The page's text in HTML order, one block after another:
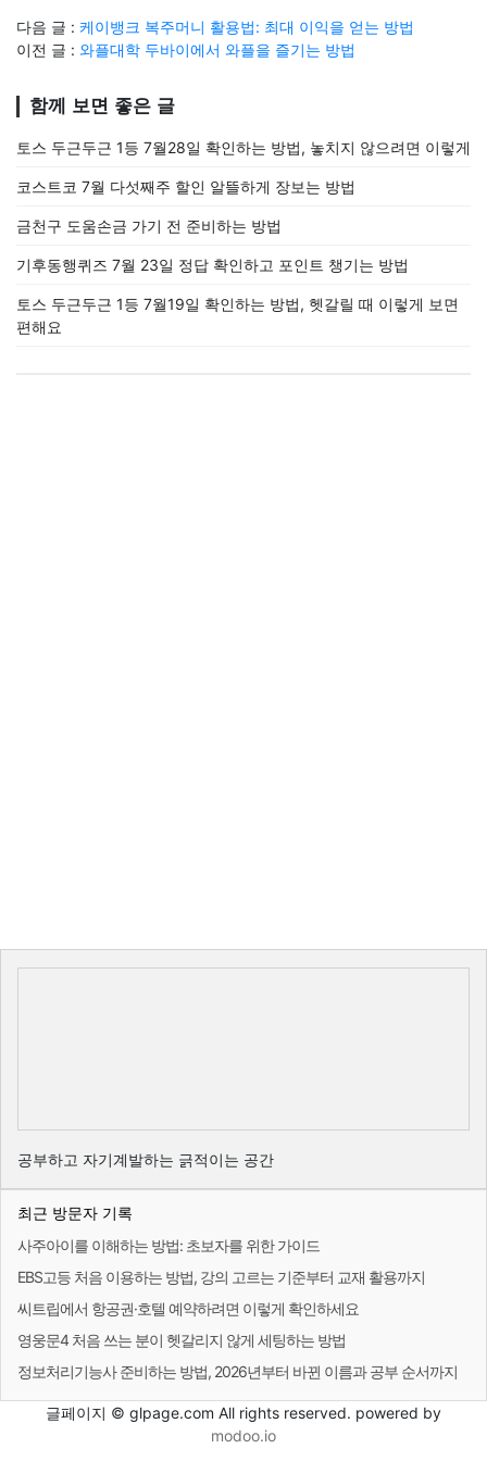
다음 글 : 케이뱅크 복주머니 활용법: 최대 이익을 얻는 방법
이전 글 : 와플대학 두바이에서 와플을 즐기는 방법
함께 보면 좋은 글
토스 두근두근 1등 7월28일 확인하는 방법, 놓치지 않으려면 이렇게
코스트코 7월 다섯째주 할인 알뜰하게 장보는 방법
금천구 도움손금 가기 전 준비하는 방법
기후동행퀴즈 7월 23일 정답 확인하고 포인트 챙기는 방법
토스 두근두근 1등 7월19일 확인하는 방법, 헷갈릴 때 이렇게 보면
편해요
공부하고 자기계발하는 긁적이는 공간
최근 방문자 기록
사주아이를 이해하는 방법: 초보자를 위한 가이드
EBS고등 처음 이용하는 방법, 강의 고르는 기준부터 교재 활용까지
씨트립에서 항공권·호텔 예약하려면 이렇게 확인하세요
영웅문4 처음 쓰는 분이 헷갈리지 않게 세팅하는 방법
정보처리기능사 준비하는 방법, 2026년부터 바뀐 이름과 공부 순서까지
글페이지 © glpage.com All rights reserved. powered by
modoo.io